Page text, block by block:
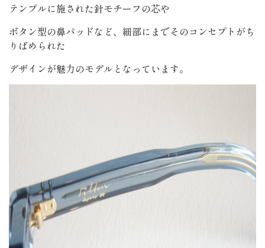
テンプルに施された針モチーフの芯や
ボタン型の鼻パッドなど、細部にまでそのコンセプトがち
りばめられた
デザインが魅力のモデルとなっています。